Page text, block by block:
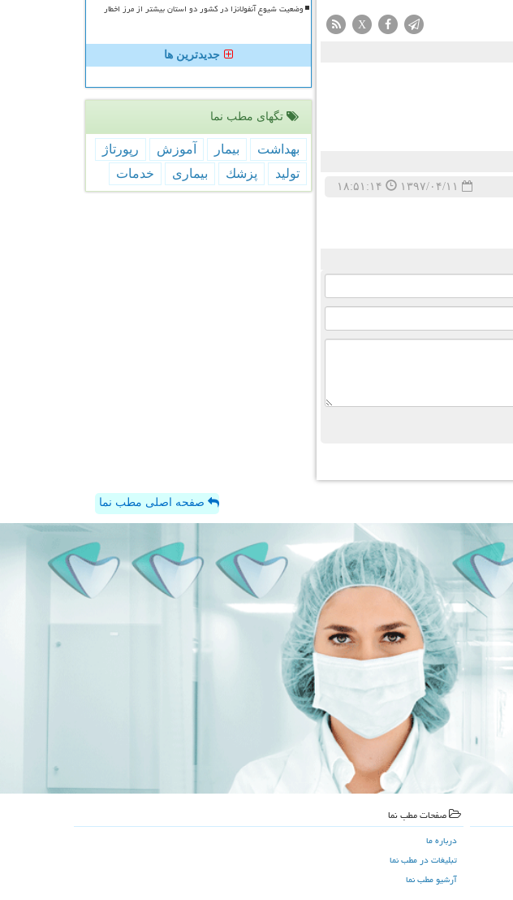
X
وضعیت شیوع آنفولانزا در کشور دو استان بیشتر از مرز اخطار
جدیدترین ها
تگهای مطب نما
بهداشت بیمار آموزش
رپورتاژ
تولید
پزشك بیماری خدمات
صفحه اصلی مطب نما
صفحات مطب نما
درباره ما
تبلیغات در مطب نما
آرشیو مطب نما